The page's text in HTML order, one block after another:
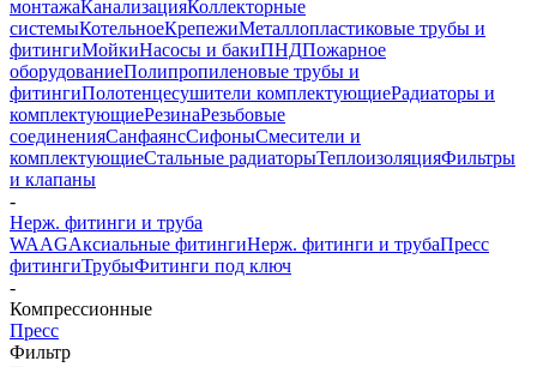
монтажаКанализацияКоллекторные
системыКотельноеКрепежиМеталлопластиковые трубы и
фитингиМойкиНасосы и бакиПНДПожарное
оборудованиеПолипропиленовые трубы и
фитингиПолотенцесушители комплектующиеРадиаторы и
комплектующиеРезинаРезьбовые
соединенияСанфаянсСифоныСмесители и
комплектующиеСтальные радиаторыТеплоизоляцияФильтры
и клапаны
-
Нерж. фитинги и труба
WAAGАксиальные фитингиНерж. фитинги и трубаПресс
фитингиТрубыФитинги под ключ
-
Компрессионные
Пресс
Фильтр